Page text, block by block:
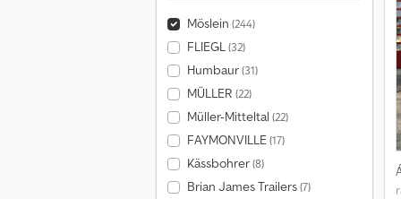
Möslein (244)
FLIEGL(32)
Humbaur(31)
MÜLLER (22)
Müller-Mitteltal (22)
FAYMONVILLE(17)
Kässbohrer(8)
Brian James Trailers(7)